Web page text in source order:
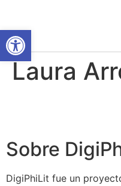
Laura
Sobre
DigiPhiLit fue un
Abrir barra de herramientas